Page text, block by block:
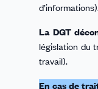
La DGT
législation du
travail).
En cas de